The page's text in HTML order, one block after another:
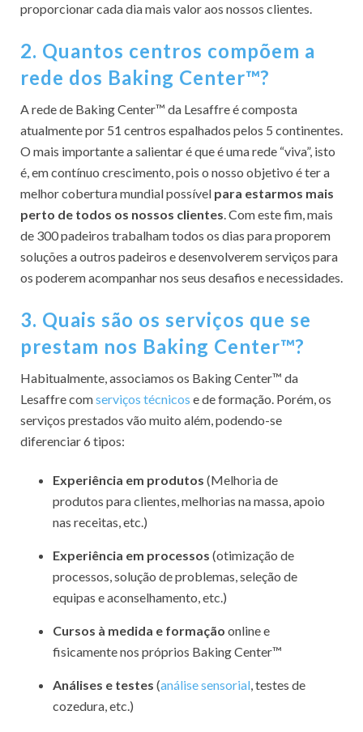
proporcionar cada dia mais valor aos nossos clientes.
2. Quantos centros compõem a
rede dos Baking Center™?
A rede de Baking Center™ da Lesaffre é composta
atualmente por 51 centros espalhados pelos 5 continentes.
O mais importante a salientar é que é uma rede “viva”, isto
é, em contínuo crescimento, pois o nosso objetivo é ter a
melhor cobertura mundial possível para estarmos mais
perto de todos os nossos clientes. Com este fim, mais
de 300 padeiros trabalham todos os dias para proporem
soluções a outros padeiros e desenvolverem serviços para
os poderem acompanhar nos seus desafios e necessidades.
3. Quais são os serviços que se
prestam nos Baking Center™?
Habitualmente, associamos os Baking Center™ da
Lesaffre comserviços técnicos e de formação. Porém, os
serviços prestados vão muito além, podendo-se
diferenciar 6 tipos:
Experiência em produtos (Melhoria de
produtos para clientes, melhorias na massa, apoio
nas receitas, etc.)
Experiência em processos (otimização de
processos, solução de problemas, seleção de
equipas e aconselhamento, etc.)
Cursos à medida e formação online e
fisicamente nos próprios Baking Center™
Análises e testes (análise sensorial, testes de
cozedura, etc.)